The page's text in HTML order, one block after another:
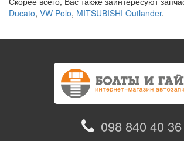
Ducato, VW Polo, MITSUBISHI Outlander.
098 840 40 36